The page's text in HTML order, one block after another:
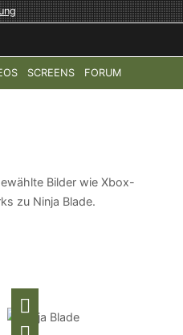
SCREENS FORUM
WARFARE 4 HALO:
Bilder wie Xbox-
zu Ninja Blade.